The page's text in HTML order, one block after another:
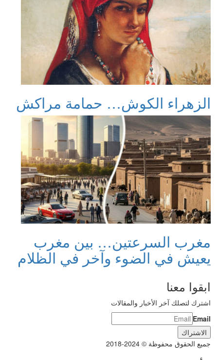
الزهراء الكوش… حمامة مراكش
مغرب السرعتين… بين مغرب
يعيش في الضوء وآخر في الظلام
ابقوا معنا
اشترك لتصلك آخر الأخبار والمقالات
Email
جميع الحقوق محفوظة © 2024-2018